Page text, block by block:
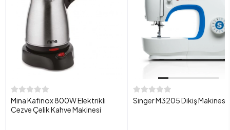
Mina Kafinox 800W Elektrikli
Cezve Çelik Kahve Makinesi
Singer M3205 Dikiş Makinesi